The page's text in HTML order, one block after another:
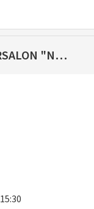
CHRIS HYDE - ZAUBERSALON "NAH DRAN UND IMMER ANDERS" (08.11.2026)